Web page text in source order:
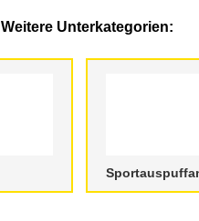
Weitere Unterkategorien: